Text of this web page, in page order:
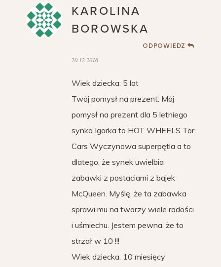
KAROLINA
BOROWSKA
ODPOWIEDZ
20.12.2016
Wiek dziecka: 5 lat
Twój pomysł na prezent: Mój
pomysł na prezent dla 5 letniego
synka Igorka to HOT WHEELS Tor
Cars Wyczynowa superpętla a to
dlatego, że synek uwielbia
zabawki z postaciami z bajek
McQueen. Myślę, że ta zabawka
sprawi mu na twarzy wiele radości
i uśmiechu. Jestem pewna, że to
strzał w 10 !!!
Wiek dziecka: 10 miesięcy